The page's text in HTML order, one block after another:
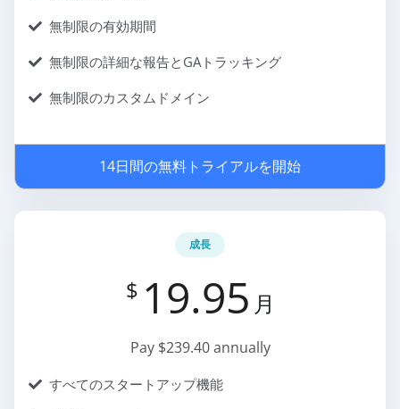
無制限の有効期間
無制限の詳細な報告とGAトラッキング
無制限のカスタムドメイン
14日間の無料トライアルを開始
成長
$ 19.95 月
Pay $239.40 annually
すべてのスタートアップ機能